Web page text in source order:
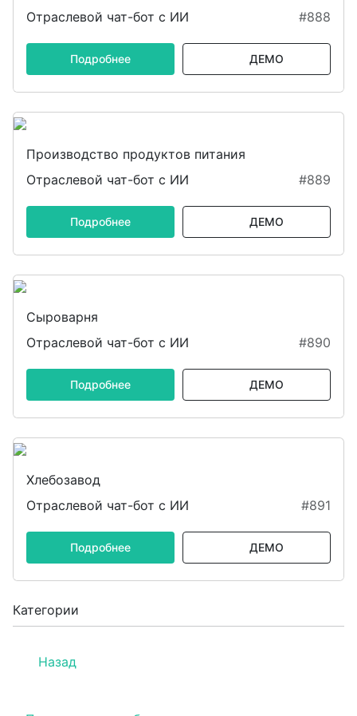
Категории
Назад
Отраслевой чат-бот с ИИ
#888
Подробнее ДЕМО
Производство продуктов питания
Отраслевой чат-бот с ИИ
#889
Подробнее ДЕМО
Сыроварня
Отраслевой чат-бот с ИИ
#890
Подробнее ДЕМО
Хлебозавод
Отраслевой чат-бот с ИИ
#891
Подробнее ДЕМО